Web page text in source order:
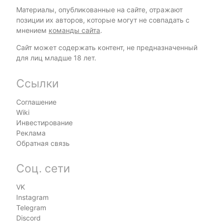
Материалы, опубликованные на сайте, отражают
позиции их авторов, которые могут не совпадать с
мнением команды сайта.
Сайт может содержать контент, не предназначенный
для лиц младше 18 лет.
Ссылки
Соглашение
Wiki
Инвестирование
Реклама
Обратная связь
Соц. сети
VK
Instagram
Telegram
Discord